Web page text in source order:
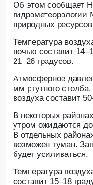
Об этом сообщает
гидрометеорологии
природных
Температура
ночью составит
21–26 градусов.
Атмосферное
мм ртутного
воздуха составит
В некоторых
утром ожидаются
В отдельных
возможен туман.
будет усиливаться.
Температура
составит 15–18